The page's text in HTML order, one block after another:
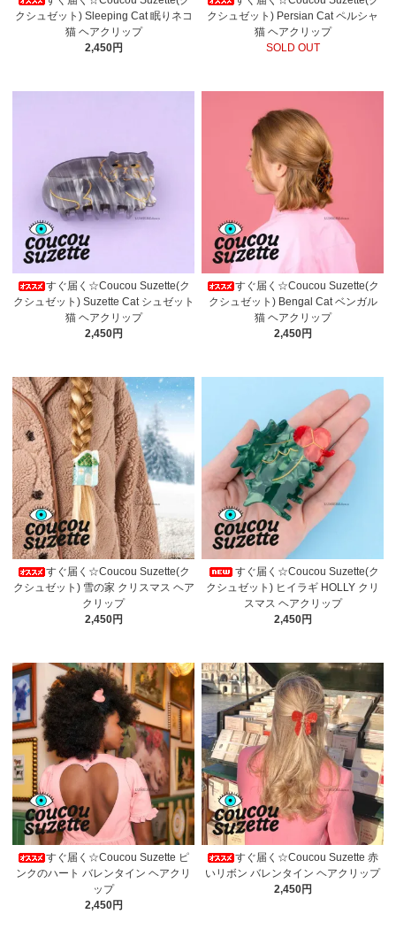
クシュゼット) Sleeping Cat 眠りネコ
猫 ヘアクリップ
2,450円
クシュゼット) Persian Cat ペルシャ
猫 ヘアクリップ
SOLD OUT
すぐ届く☆Coucou Suzette(ク
クシュゼット) Suzette Cat シュゼット
猫 ヘアクリップ
2,450円
すぐ届く☆Coucou Suzette(ク
クシュゼット) Bengal Cat ベンガル
猫 ヘアクリップ
2,450円
すぐ届く☆Coucou Suzette(ク
クシュゼット) 雪の家 クリスマス ヘア
クリップ
2,450円
すぐ届く☆Coucou Suzette(ク
クシュゼット) ヒイラギ HOLLY クリ
スマス ヘアクリップ
2,450円
すぐ届く☆Coucou Suzette ピ
ンクのハート バレンタイン ヘアクリ
ップ
2,450円
すぐ届く☆Coucou Suzette 赤
いリボン バレンタイン ヘアクリップ
2,450円